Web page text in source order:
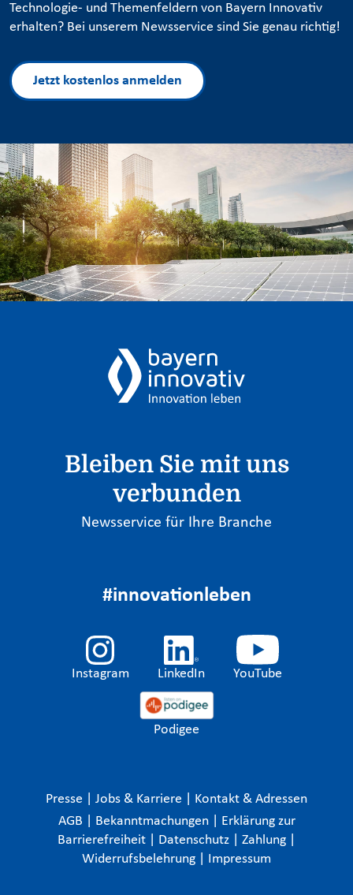
Technologie- und Themenfeldern von Bayern Innovativ
erhalten? Bei unserem Newsservice sind Sie genau richtig!
Jetzt kostenlos anmelden
Bleiben Sie mit uns
verbunden
Newsservice für Ihre Branche
#innovationleben
Instagram LinkedIn YouTube
Podigee
Presse Jobs & Karriere
Kontakt & Adressen
AGB
Bekanntmachungen
Erklärung zur
Barrierefreiheit
Datenschutz Zahlung
Widerrufsbelehrung
Impressum